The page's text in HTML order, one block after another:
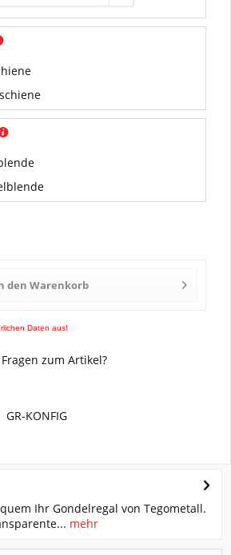
den Warenkorb
Daten aus!
Fragen zum Artikel?
GR-KONFIG
Ihr Gondelregal von Tegometall.
mehr